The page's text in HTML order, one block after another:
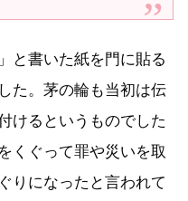
と書いた紙を門に貼る
た。茅の輪も当初は伝
けるというものでした
くぐって罪や災いを取
りになったと言われて